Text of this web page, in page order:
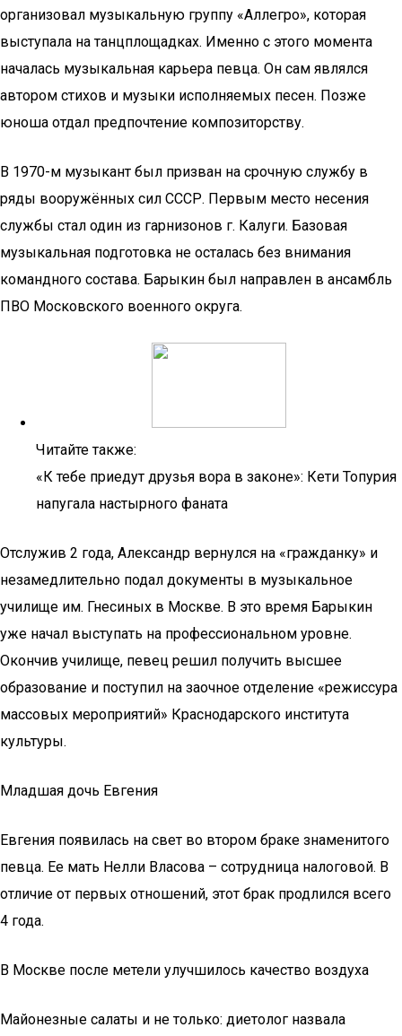
организовал музыкальную группу «Аллегро», которая
выступала на танцплощадках. Именно с этого момента
началась музыкальная карьера певца. Он сам являлся
автором стихов и музыки исполняемых песен. Позже
юноша отдал предпочтение композиторству.
В 1970-м музыкант был призван на срочную службу в
ряды вооружённых сил СССР. Первым место несения
службы стал один из гарнизонов г. Калуги. Базовая
музыкальная подготовка не осталась без внимания
командного состава. Барыкин был направлен в ансамбль
ПВО Московского военного округа.
Читайте также:
«К тебе приедут друзья вора в законе»: Кети Топурия
напугала настырного фаната
Отслужив 2 года, Александр вернулся на «гражданку» и
незамедлительно подал документы в музыкальное
училище им. Гнесиных в Москве. В это время Барыкин
уже начал выступать на профессиональном уровне.
Окончив училище, певец решил получить высшее
образование и поступил на заочное отделение «режиссура
массовых мероприятий» Краснодарского института
культуры.
Младшая дочь Евгения
Евгения появилась на свет во втором браке знаменитого
певца. Ее мать Нелли Власова – сотрудница налоговой. В
отличие от первых отношений, этот брак продлился всего
4 года.
В Москве после метели улучшилось качество воздуха
Майонезные салаты и не только: диетолог назвала